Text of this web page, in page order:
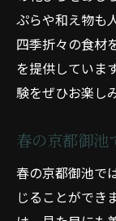
春夏
京都
季節
四季折
京都御
京都御池
理の数々
ぷらや和え物も
四季折々の食材
を提供していま
験をぜひお楽し
春の京都御池
春の京都御池で
じることができ